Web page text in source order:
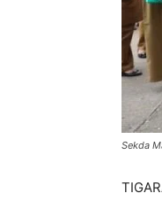
Sekda